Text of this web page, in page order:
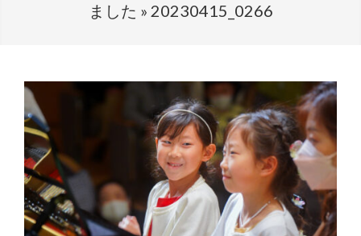
ました » 20230415_0266